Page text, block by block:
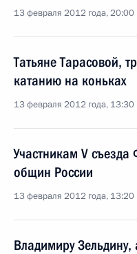
13 февраля 2012 года, 20:00
Татьяне Тарасовой,
катанию на коньках
13 февраля 2012 года, 13:30
Участникам V
общин России
13 февраля 2012 года, 13:20
Владимиру Зельдину,